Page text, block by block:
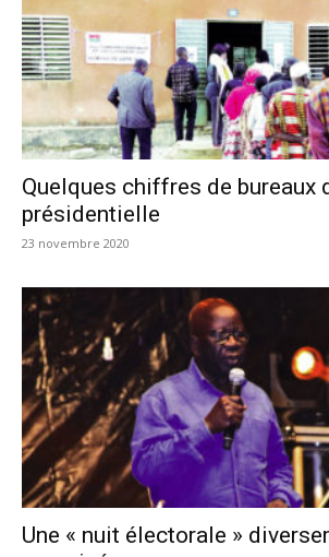
Quelques chiffres de bureaux
présidentielle
23 novembre 2020
Une « nuit électorale »